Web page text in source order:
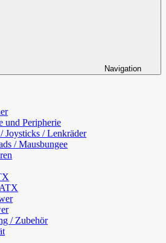
Navigation
und Peripherie
Joysticks / Lenkräder
/ Mausbungee
/ Zubehör